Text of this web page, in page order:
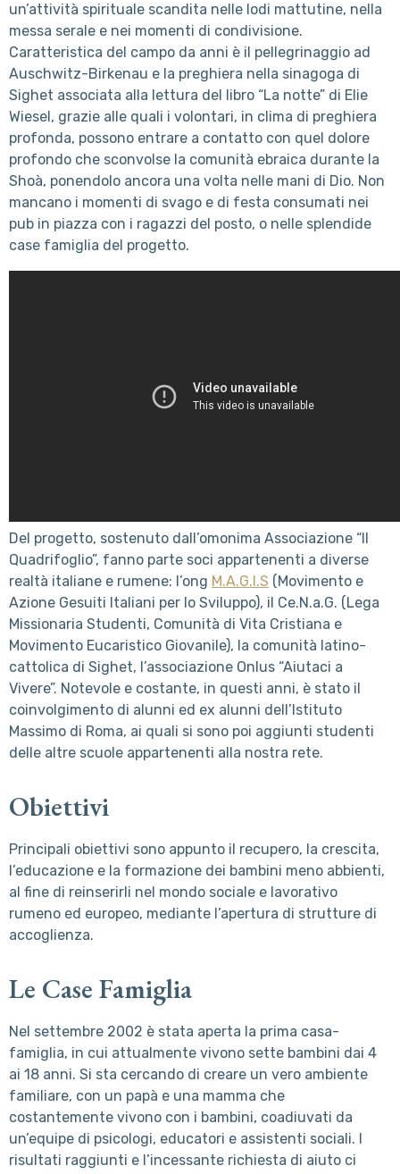
un’attività spirituale scandita nelle lodi mattutine, nella
messa serale e nei momenti di condivisione.
Caratteristica del campo da anni è il pellegrinaggio ad
Auschwitz-Birkenau e la preghiera nella sinagoga di
Sighet associata alla lettura del libro “La notte” di Elie
Wiesel, grazie alle quali i volontari, in clima di preghiera
profonda, possono entrare a contatto con quel dolore
profondo che sconvolse la comunità ebraica durante la
Shoà, ponendolo ancora una volta nelle mani di Dio. Non
mancano i momenti di svago e di festa consumati nei
pub in piazza con i ragazzi del posto, o nelle splendide
case famiglia del progetto.
Del progetto, sostenuto dall’omonima Associazione “Il
Quadrifoglio”, fanno parte soci appartenenti a diverse
realtà italiane e rumene: l’ong M.A.G.I.S (Movimento e
Azione Gesuiti Italiani per lo Sviluppo), il Ce.N.a.G. (Lega
Missionaria Studenti, Comunità di Vita Cristiana e
Movimento Eucaristico Giovanile), la comunità latino-
cattolica di Sighet, l’associazione Onlus “Aiutaci a
Vivere”. Notevole e costante, in questi anni, è stato il
coinvolgimento di alunni ed ex alunni dell’Istituto
Massimo di Roma, ai quali si sono poi aggiunti studenti
delle altre scuole appartenenti alla nostra rete.
Obiettivi
Principali obiettivi sono appunto il recupero, la crescita,
l’educazione e la formazione dei bambini meno abbienti,
al fine di reinserirli nel mondo sociale e lavorativo
rumeno ed europeo, mediante l’apertura di strutture di
accoglienza.
Le Case Famiglia
Nel settembre 2002 è stata aperta la prima casa-
famiglia, in cui attualmente vivono sette bambini dai 4
ai 18 anni. Si sta cercando di creare un vero ambiente
familiare, con un papà e una mamma che
costantemente vivono con i bambini, coadiuvati da
un’equipe di psicologi, educatori e assistenti sociali. I
risultati raggiunti e l’incessante richiesta di aiuto ci